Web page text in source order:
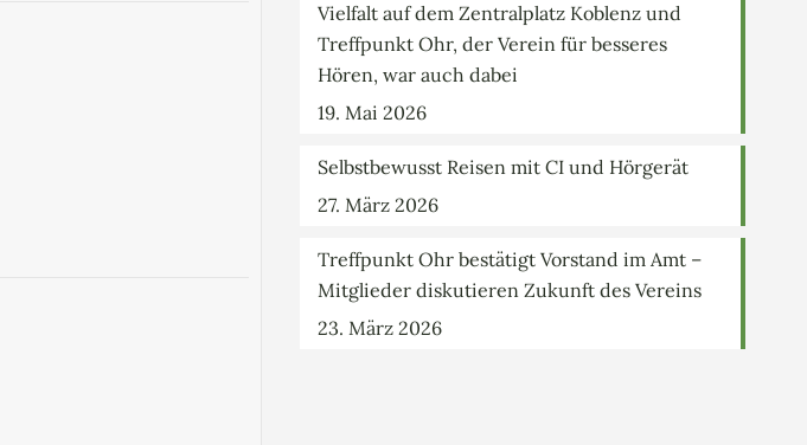
Vielfalt auf dem Zentralplatz Koblenz und
Treffpunkt Ohr, der Verein für besseres
Hören, war auch dabei
19. Mai 2026
Selbstbewusst Reisen mit CI und Hörgerät
27. März 2026
Treffpunkt Ohr bestätigt Vorstand im Amt –
Mitglieder diskutieren Zukunft des Vereins
23. März 2026